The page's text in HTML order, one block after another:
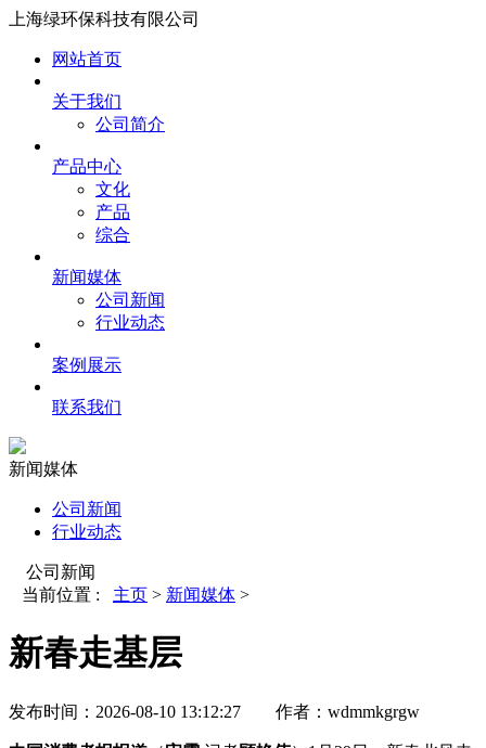
上海绿环保科技有限公司
网站首页
关于我们
公司简介
产品中心
文化
产品
综合
新闻媒体
公司新闻
行业动态
案例展示
联系我们
新闻媒体
公司新闻
行业动态
公司新闻
当前位置 :
主页 > 新闻媒体 >
新春走基层
发布时间： 2026-08-10 13:12:27 作者： wdmmkgrgw